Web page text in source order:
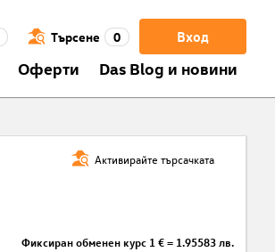
Вход
Търсене 0
Оферти Das Blog и новини
Активирайте търсачката
Фиксиран обменен курс 1 € = 1.95583 лв.